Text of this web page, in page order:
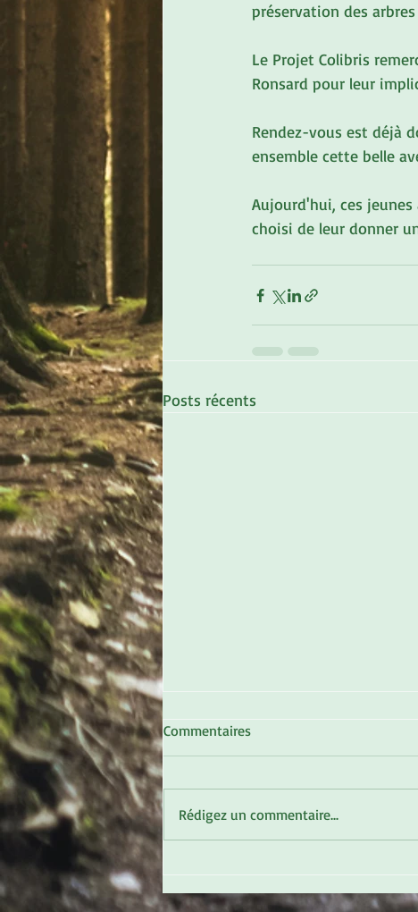
préservation des
Le Projet Colibris
Ronsard pour leur
Rendez-vous est déjà
ensemble cette belle
Aujourd'hui, ces
choisi de leur donner
Posts récents
Le spleen du président
Commentaires
Rédigez un commentaire...